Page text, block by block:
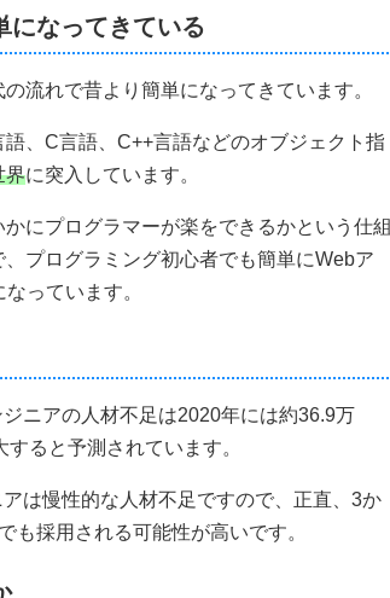
になってきている
流れで昔より簡単になってきています。
、C言語、C++言語などのオブジェクト指
界に突入しています。
にプログラマーが楽をできるかという仕組
プログラミング初心者でも簡単にWebア
っています。
ニアの人材不足は2020年には約36.9万
ると予測されています。
は慢性的な人材不足ですので、正直、3か
も採用される可能性が高いです。